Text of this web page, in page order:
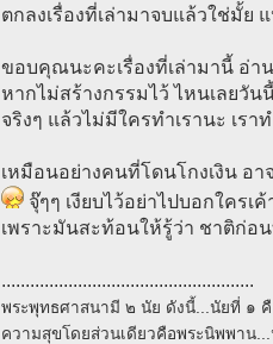
ตกลงเรื่องที่เล่ามาจบแล้วใช่มั้ย
ขอบคุณนะคะเรื่องที่เล่ามานี้ อ่า
หากไม่สร้างกรรมไว้ ไหนเลยวัน
จริงๆ แล้วไม่มีใครทำเรานะ เรา
เหมือนอย่างคนที่โดนโกงเงิน อ
จุ๊ๆๆ เงียบไว้อย่าไปบอกใครเค้
เพราะมันสะท้อนให้รู้ว่า ชาติก่อน
.....................................................
พระพุทธศาสนามี ๒ นัย ดังนี้...นัยที่ ๑ คื
ความสุขโดยส่วนเดียวคือพระนิพพาน